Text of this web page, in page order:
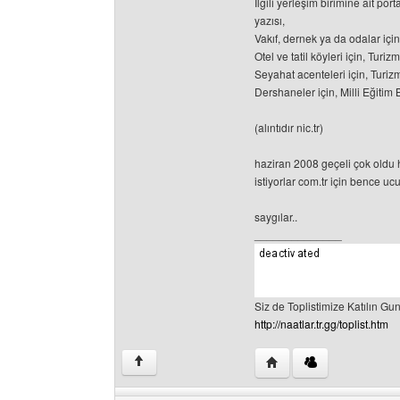
yazısı,
Vakıf, dernek ya da odalar
Otel ve tatil köyleri için,
Seyahat acenteleri için,
Dershaneler için, Milli Eğitim
(alıntıdır nic.tr)
haziran 2008 geçeli çok oldu
istiyorlar com.tr için bence
saygılar..
Siz de Toplistimize Katılın
http://naatlar.tr.gg/toplist.htm
↑ Yazarın web sitesini